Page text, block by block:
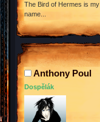
The Bird of Hermes is my
name...
Anthony Poul
Dospělák